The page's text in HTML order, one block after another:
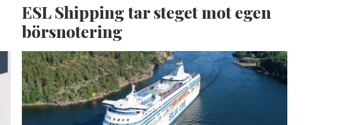
ESL Shipping tar steget mot egen
börsnotering